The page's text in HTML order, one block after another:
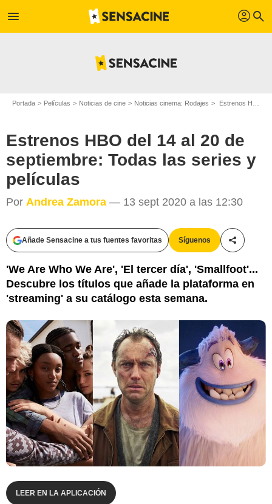
menu profil search
Portada Películas Noticias de cine Noticias cinema: Rodajes Estrenos HBO del 14 al 20 de septiembre: Todas las series y películas
Estrenos HBO del 14 al 20 de
septiembre: Todas las series y
películas
Por Andrea Zamora — 13 sept 2020 a las 12:30
Añade Sensacine a tus fuentes favoritas Síguenos
'We Are Who We Are', 'El tercer día', 'Smallfoot'...
Descubre los títulos que añade la plataforma en
'streaming' a su catálogo esta semana.
LEER EN LA APLICACIÓN